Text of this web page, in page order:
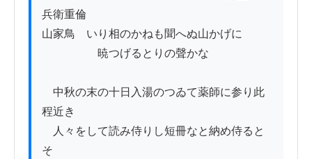
兵衛重倫
山家鳥　いり相のかねも聞へぬ山かげに
暁つげるとりの聲かな
中秋の末の十日入湯のつゐて薬師に参り此
程近き
人々をして読み侍りし短冊なと納め侍ると
そ